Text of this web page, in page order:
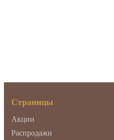
Страницы
Акции
Распродажи